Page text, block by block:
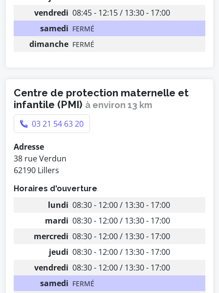
vendredi 08:45 - 12:15 / 13:30 - 17:00
samedi FERMÉ
dimanche FERMÉ
Centre de protection maternelle et
infantile (PMI) à environ 13 km
03 21 54 63 20
Adresse
38 rue Verdun
62190 Lillers
Horaires d'ouverture
lundi 08:30 - 12:00 / 13:30 - 17:00
mardi 08:30 - 12:00 / 13:30 - 17:00
mercredi 08:30 - 12:00 / 13:30 - 17:00
jeudi 08:30 - 12:00 / 13:30 - 17:00
vendredi 08:30 - 12:00 / 13:30 - 17:00
samedi FERMÉ